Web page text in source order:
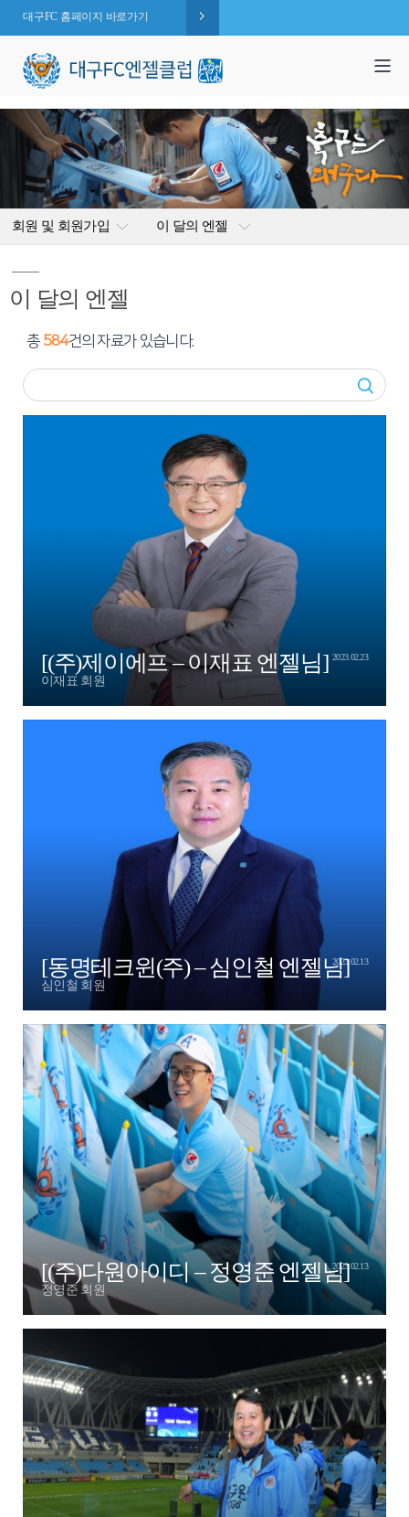
대구FC 홈페이지 바로가기
회원 및 회원가입 이 달의 엔젤
이 달의 엔젤
총 584건의 자료가 있습니다.
[(주)제이에프 – 이재표 엔젤님]
이재표 회원
2023.02.23
[동명테크윈(주) – 심인철 엔젤님]
심인철 회원
2023.02.13
[(주)다원아이디 – 정영준 엔젤님]
정영준 회원
2023.02.13